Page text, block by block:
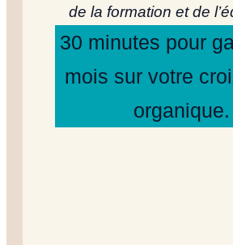
de la formation et de
30 minutes pour
mois sur votre
organique.